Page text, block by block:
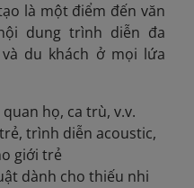
là một điểm đến văn
dung trình diễn đa
du khách ở mọi lứa
họ, ca trù, v.v.
trình diễn acoustic,
giới trẻ
dành cho thiếu nhi